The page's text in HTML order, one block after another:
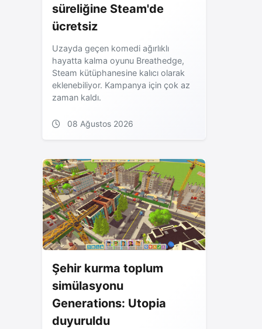
süreliğine Steam'de
ücretsiz
Uzayda geçen komedi ağırlıklı
hayatta kalma oyunu Breathedge,
Steam kütüphanesine kalıcı olarak
eklenebiliyor. Kampanya için çok az
zaman kaldı.
08 Ağustos 2026
Şehir kurma toplum
simülasyonu
Generations: Utopia
duyuruldu